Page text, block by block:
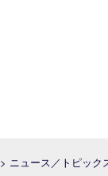
> ニュース／トピック